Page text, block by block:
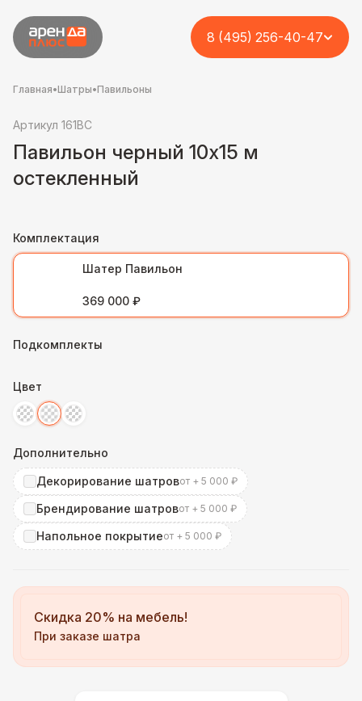
8 (495) 256-40-47
Главная•Шатры•Павильоны
Артикул 161BC
Павильон черный 10х15 м
остекленный
Комплектация
Шатер Павильон
369 000 ₽
Подкомплекты
Цвет
Дополнительно
Декорирование шатровот + 5 000 ₽
Брендирование шатровот + 5 000 ₽
Напольное покрытиеот + 5 000 ₽
Скидка 20% на мебель!
При заказе шатра